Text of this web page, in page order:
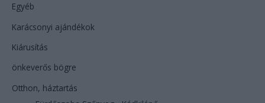
Egyéb
Karácsonyi ajándékok
Kiárusítás
önkeverős bögre
Otthon, háztartás